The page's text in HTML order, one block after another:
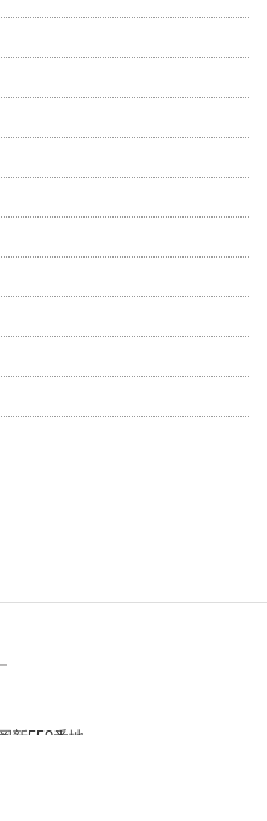
新559番地